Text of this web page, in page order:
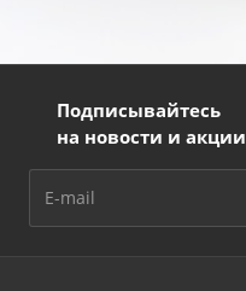
Подписывайтесь
на новости и акции